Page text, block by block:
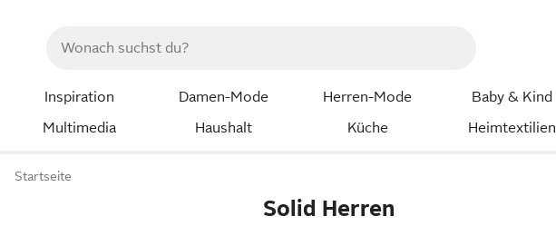
Inspiration Damen-Mode Herren-Mode Baby & Kind
Multimedia
Haushalt Küche Heimtextilien
Startseite
Solid Herren